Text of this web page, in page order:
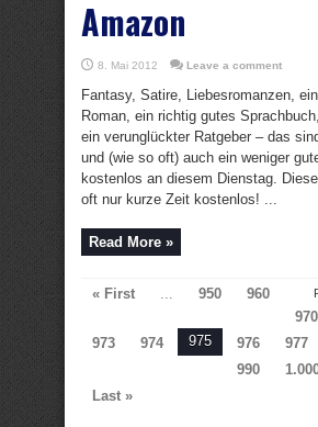
Amazon
8. Mai 2012 Leave a comment
Fantasy, Satire, Liebesromanzen,
Roman, ein richtig gutes
ein verunglückter Ratgeber – das
und (wie so oft) auch ein weniger
kostenlos an diesem Dienstag.
oft nur kurze Zeit kostenlos! ...
Read More »
« First ... 950
960
970
973
974 975 976 977
990
Last »